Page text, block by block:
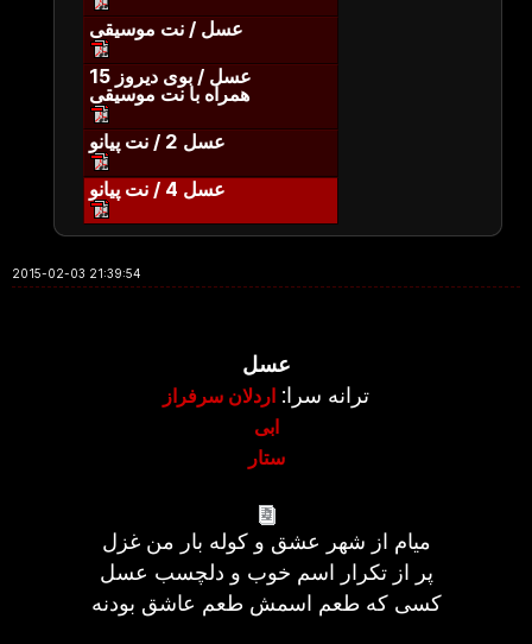
عسل / نت موسیقی
عسل / بوی دیروز 15
همراه با نت موسیقی
عسل 2 / نت پیانو
عسل 4 / نت پیانو
2015-02-03 21:39:54
عسل
ترانه سرا: اردلان سرفراز
ابی
ستار
میام از شهر عشق و کوله بار من غزل
پر از تکرار اسم خوب و دلچسب عسل
کسی که طعم اسمش طعم عاشق بودنه